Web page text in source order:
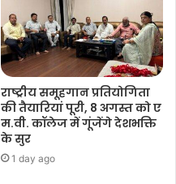
राष्ट्रीय समूहगान प्रतियोगिता
की तैयारियां पूरी, 8 अगस्त को ए
म.वी. कॉलेज में गूंजेंगे देशभक्ति
के सुर
1 day ago